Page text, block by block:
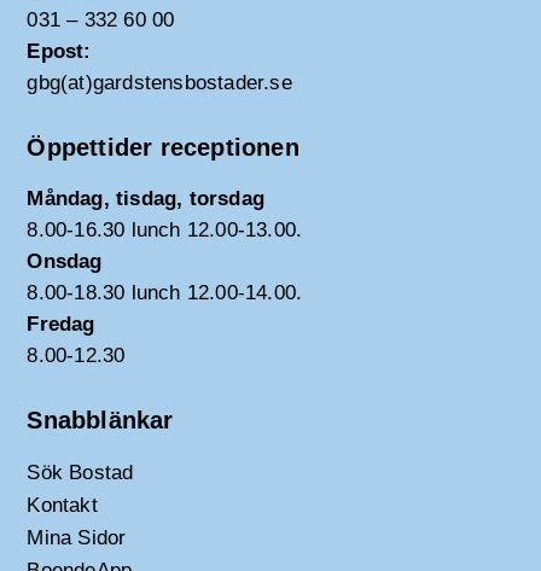
031 – 332 60 00
Epost:
gbg(at)gardstensbostader.se
Öppettider receptionen
Måndag, tisdag, torsdag
8.00-16.30 lunch 12.00-13.00.
Onsdag
8.00-18.30 lunch 12.00-14.00.
Fredag
8.00-12.30
Snabblänkar
Sök Bostad
Kontakt
Mina Sidor